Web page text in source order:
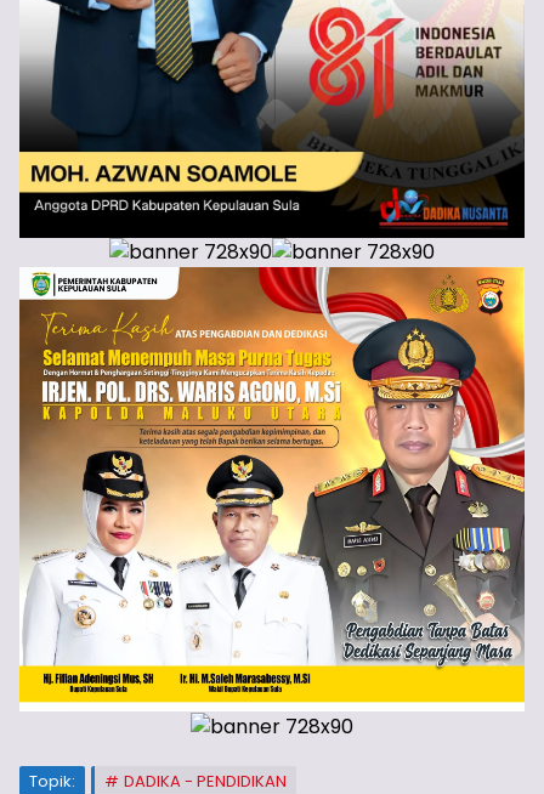
Topik: DADIKA - PENDIDIKAN